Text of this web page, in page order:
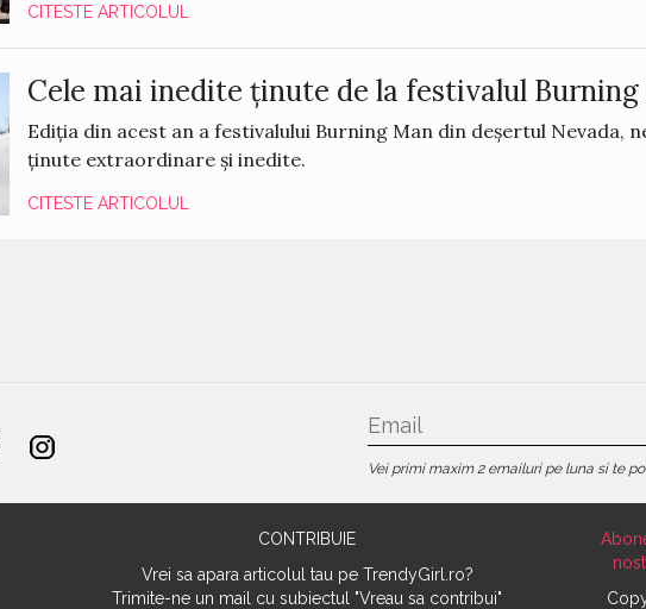
CITESTE ARTICOLUL
Cele mai inedite ținute de la festivalul Burning
Ediția din acest an a festivalului Burning Man din deșertul Nevada,
ținute extraordinare și inedite.
CITESTE ARTICOLUL
Vei primi maxim 2 emailuri pe luna si te
CONTRIBUIE
Vrei sa apara articolul tau pe TrendyGirl.ro?
Trimite-ne un mail cu subiectul "Vreau sa contribui"